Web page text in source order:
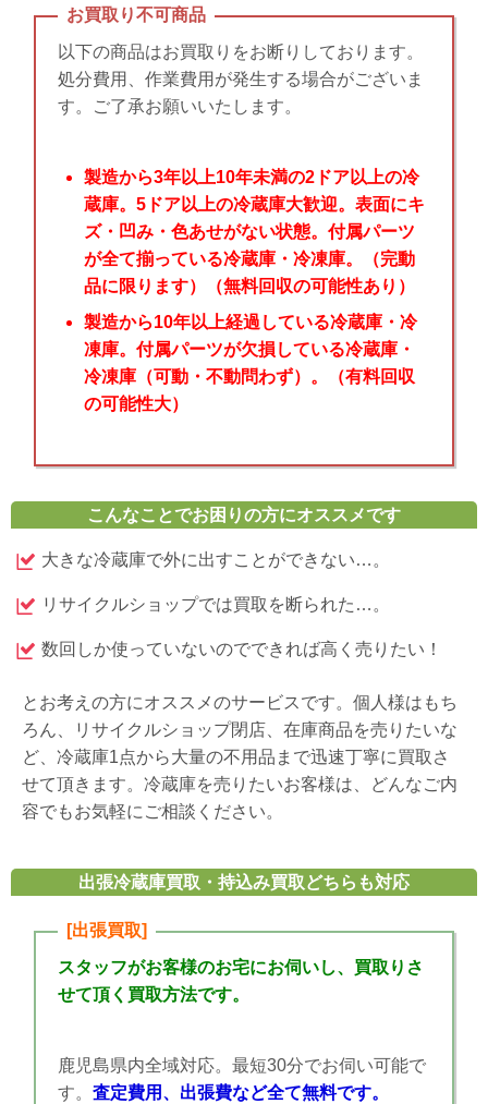
お買取り不可商品
以下の商品はお買取りをお断りしております。
処分費用、作業費用が発生する場合がございま
す。ご了承お願いいたします。
製造から3年以上10年未満の2ドア以上の冷
蔵庫。5ドア以上の冷蔵庫大歓迎。表面にキ
ズ・凹み・色あせがない状態。付属パーツ
が全て揃っている冷蔵庫・冷凍庫。（完動
品に限ります）（無料回収の可能性あり）
製造から10年以上経過している冷蔵庫・冷
凍庫。付属パーツが欠損している冷蔵庫・
冷凍庫（可動・不動問わず）。（有料回収
の可能性大）
こんなことでお困りの方にオススメです
大きな冷蔵庫で外に出すことができない…。
リサイクルショップでは買取を断られた…。
数回しか使っていないのでできれば高く売りたい！
とお考えの方にオススメのサービスです。個人様はもち
ろん、リサイクルショップ閉店、在庫商品を売りたいな
ど、冷蔵庫1点から大量の不用品まで迅速丁寧に買取さ
せて頂きます。冷蔵庫を売りたいお客様は、どんなご内
容でもお気軽にご相談ください。
出張冷蔵庫買取・持込み買取どちらも対応
[出張買取]
スタッフがお客様のお宅にお伺いし、買取りさ
せて頂く買取方法です。
鹿児島県内全域対応。最短30分でお伺い可能で
す。 査定費用、出張費など全て無料です。